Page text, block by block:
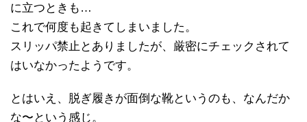
に立つときも…
これで何度も起きてしまいました。
スリッパ禁止とありましたが、厳密にチェックされて
はいなかったようです。
とはいえ、脱ぎ履きが面倒な靴というのも、なんだか
な〜という感じ。